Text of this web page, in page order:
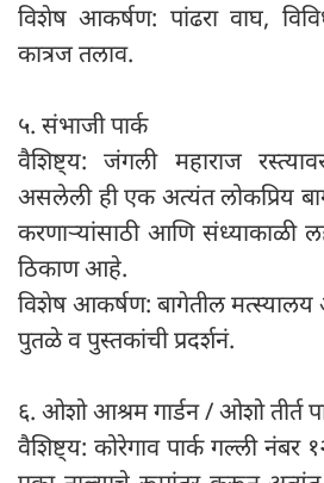
विशेष आकर्षण: पांढरा वाघ,
कात्रज तलाव.
५. संभाजी पार्क
वैशिष्ट्य: जंगली महाराज
असलेली ही एक अत्यंत लोकप्रिय
करणाऱ्यांसाठी आणि संध्याकाळी
ठिकाण आहे.
विशेष आकर्षण: बागेतील मत्स्यालय
पुतळे व पुस्तकांची प्रदर्शनं.
६. ओशो आश्रम गार्डन / ओशो तीर्त
वैशिष्ट्य: कोरेगाव पार्क गल्ली